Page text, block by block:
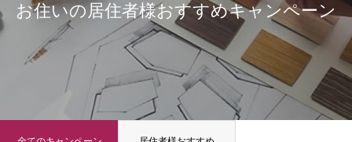
お住いの居住者様おすすめキャンペーン